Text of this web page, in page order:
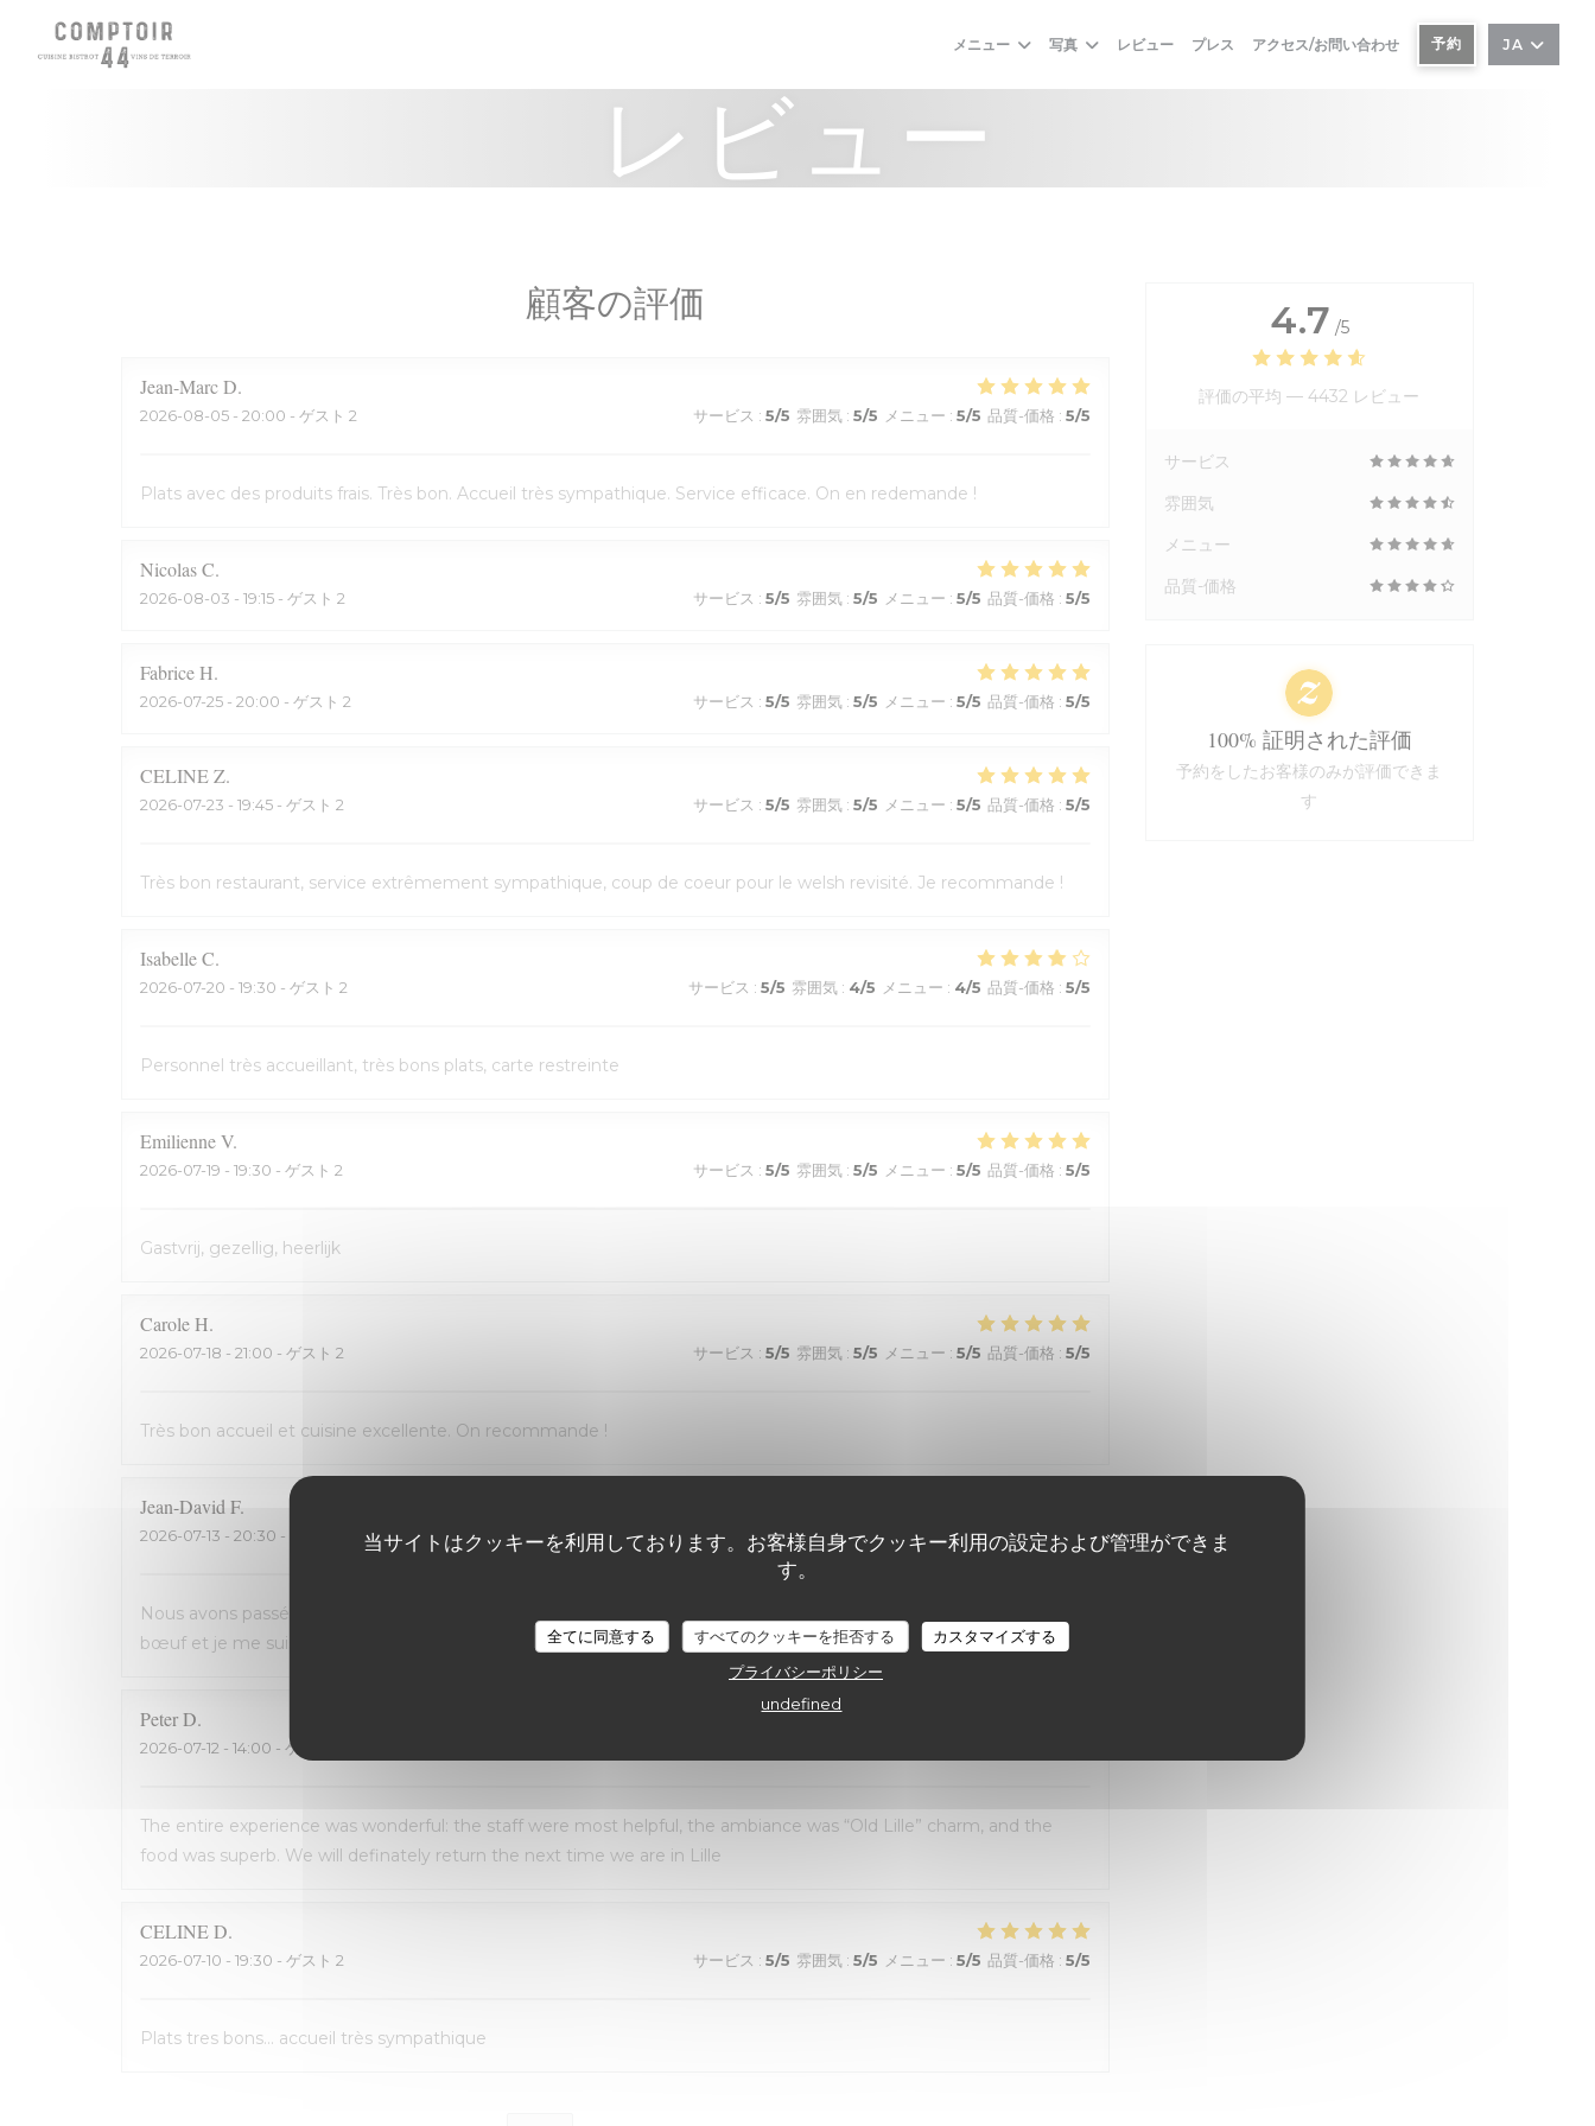
クッキー利用の管理について
当サイトはクッキーを利用しております。お客様自身でクッキー利用の設定および管理ができま
す。
全てに同意する すべてのクッキーを拒否する
カスタマイズする
プライバシーポリシー
undefined
メニュー 写真 レビュー プレス アクセス/お問い合わせ 予約 JA
レビュー
顧客の評価
Jean-MarcD
2026-08-05 - 20:00 - ゲスト 2 サービス : 5/5 雰囲気: 5/5 メニュー : 5/5 品質-価格 : 5/5
Plats avec des produits frais. Très bon. Accueil très sympathique. Service efficace. On en redemande !
NicolasC
2026-08-03 - 19:15 - ゲスト 2 サービス : 5/5 雰囲気: 5/5 メニュー : 5/5 品質-価格 : 5/5
FabriceH
2026-07-25 - 20:00 - ゲスト 2 サービス : 5/5 雰囲気: 5/5 メニュー : 5/5 品質-価格 : 5/5
CELINEZ
2026-07-23 - 19:45 - ゲスト 2 サービス : 5/5 雰囲気: 5/5 メニュー : 5/5 品質-価格 : 5/5
Très bon restaurant, service extrêmement sympathique, coup de coeur pour le welsh revisité. Je recommande !
IsabelleC
2026-07-20 - 19:30 - ゲスト 2 サービス : 5/5 雰囲気: 4/5 メニュー : 4/5 品質-価格 : 5/5
Personnel très accueillant, très bons plats, carte restreinte
EmilienneV
2026-07-19 - 19:30 - ゲスト 2 サービス : 5/5 雰囲気: 5/5 メニュー : 5/5 品質-価格 : 5/5
Gastvrij, gezellig, heerlijk
CaroleH
2026-07-18 - 21:00 - ゲスト 2 サービス : 5/5 雰囲気: 5/5 メニュー : 5/5 品質-価格 : 5/5
Très bon accueil et cuisine excellente. On recommande !
Jean-David F
2026-07-13 - 20:30 - ゲスト 2 サービス:5/5 雰囲気:5/5 メニュー :5/5 品質-価格: 5 /5
Nous avons passé une excellente soirée, service au top et nourriture de très bonne qualité. J’ai pris la cote de
bœuf et je me suis régalé. Les frites étaient aussi excellentes. Nous recommandons sans aucune hésitation.
PeterD
2026-07-12 - 14:00 - ゲスト 2
The entire experience was wonderful: the staff were most helpful, the ambiance was “Old Lille” charm, and the
food was superb. We will definately return the next time we are in Lille
CELINED
2026-07-10 - 19:30 - ゲスト 2 サービス : 5/5 雰囲気: 5/5 メニュー : 5/5 品質-価格 : 5/5
Plats tres bons... accueil très sympathique
4.7 /5
評価の平均 —4432 レビュー
サービス
雰囲気
メニュー
品質-価格
100% 証明された評価
予約をしたお客様のみが評価できま
す